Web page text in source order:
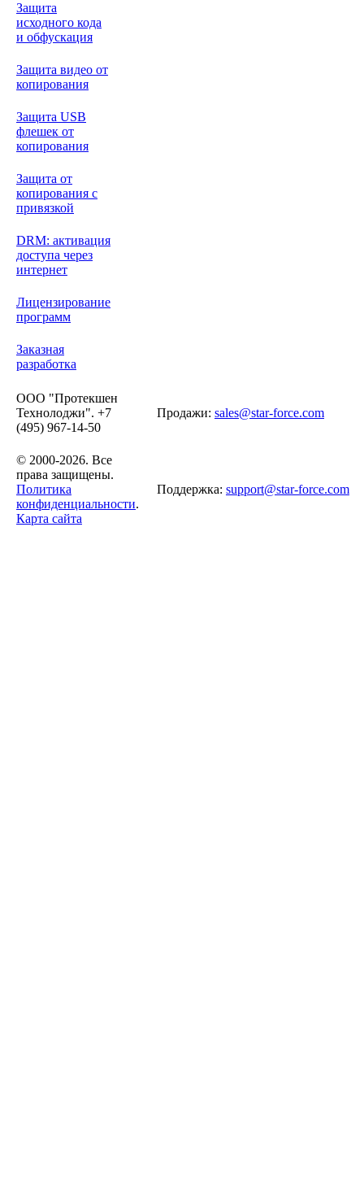
Защита
исходного кода
и обфускация
Защита видео от
копирования
Защита USB
флешек от
копирования
Защита от
копирования с
привязкой
DRM: активация
доступа через
интернет
Лицензирование
программ
Заказная
разработка
ООО "Протекшен
Технолоджи". +7
(495) 967-14-50
Продажи: sales@star-force.com
© 2000-2026. Все
права защищены.
Политика
конфиденциальности.
Карта сайта
Поддержка: support@star-force.com